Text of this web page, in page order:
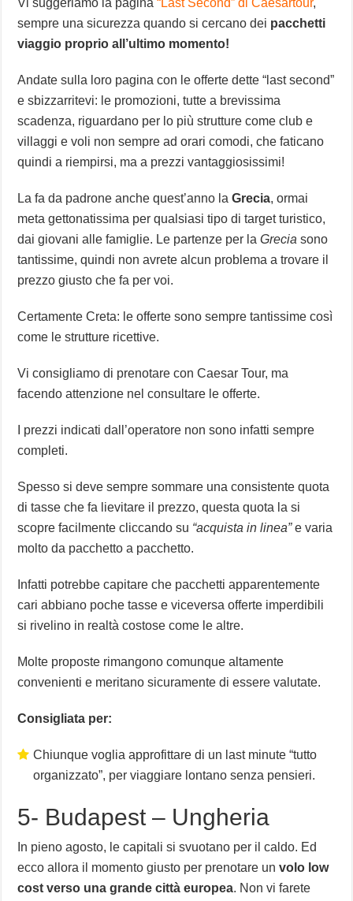
sempre una sicurezza quando si cercano dei pacchetti
viaggio proprio all’ultimo momento!
Andate sulla loro pagina con le offerte dette “last second”
e sbizzarritevi: le promozioni, tutte a brevissima
scadenza, riguardano per lo più strutture come club e
villaggi e voli non sempre ad orari comodi, che faticano
quindi a riempirsi, ma a prezzi vantaggiosissimi!
La fa da padrone anche quest’anno laGrecia, ormai
meta gettonatissima per qualsiasi tipo di target turistico,
dai giovani alle famiglie. Le partenze per laGrecia sono
tantissime, quindi non avrete alcun problema a trovare il
prezzo giusto che fa per voi.
Certamente Creta: le offerte sono sempre tantissime così
come le strutture ricettive.
Vi consigliamo di prenotare con Caesar Tour, ma
facendo attenzione nel consultare le offerte.
I prezzi indicati dall’operatore non sono infatti sempre
completi.
Spesso si deve sempre sommare una consistente quota
di tasse che fa lievitare il prezzo, questa quota la si
scopre facilmente cliccando su “acquista in linea”e varia
molto da pacchetto a pacchetto.
Infatti potrebbe capitare che pacchetti apparentemente
cari abbiano poche tasse e viceversa offerte imperdibili
si rivelino in realtà costose come le altre.
Molte proposte rimangono comunque altamente
convenienti e meritano sicuramente di essere valutate.
Consigliata per:
Chiunque voglia approfittare di un last minute “tutto
organizzato”, per viaggiare lontano senza pensieri.
5- Budapest – Ungheria
In pieno agosto, le capitali si svuotano per il caldo. Ed
ecco allora il momento giusto per prenotare un volo low
cost verso una grande città europea. Non vi farete